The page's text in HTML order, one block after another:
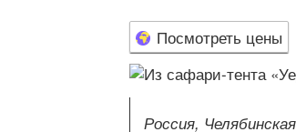
Посмотреть цены
Россия,